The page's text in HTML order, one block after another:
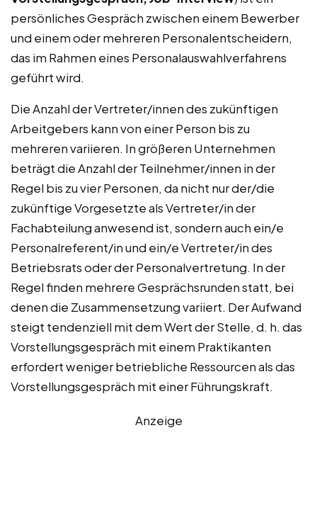
persönliches Gespräch zwischen einem Bewerber
und einem oder mehreren Personalentscheidern,
das im Rahmen eines Personalauswahlverfahrens
geführt wird.
Die Anzahl der Vertreter/innen des zukünftigen
Arbeitgebers kann von einer Person bis zu
mehreren variieren. In größeren Unternehmen
beträgt die Anzahl der Teilnehmer/innen in der
Regel bis zu vier Personen, da nicht nur der/die
zukünftige Vorgesetzte als Vertreter/in der
Fachabteilung anwesend ist, sondern auch ein/e
Personalreferent/in und ein/e Vertreter/in des
Betriebsrats oder der Personalvertretung. In der
Regel finden mehrere Gesprächsrunden statt, bei
denen die Zusammensetzung variiert. Der Aufwand
steigt tendenziell mit dem Wert der Stelle, d. h. das
Vorstellungsgespräch mit einem Praktikanten
erfordert weniger betriebliche Ressourcen als das
Vorstellungsgespräch mit einer Führungskraft.
Anzeige